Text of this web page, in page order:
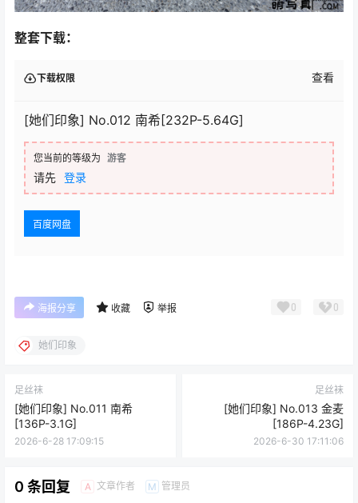
整套下载：
下载权限 查看
[她们印象] No.012 南希[232P-5.64G]
您当前的等级为 游客
请先 登录
百度网盘
海报分享 收藏 举报 0 0
她们印象
足丝袜
[她们印象] No.011 南希
[136P-3.1G]
2026-6-28 17:09:15
足丝袜
[她们印象] No.013 金麦
[186P-4.23G]
2026-6-30 17:11:06
0 条回复 A 文章作者 M 管理员